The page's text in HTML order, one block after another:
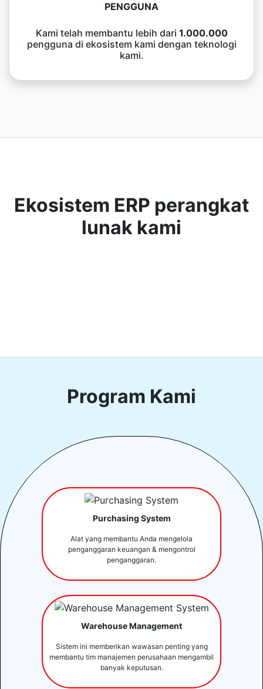
PENGGUNA
Kami telah membantu lebih dari 1.000.000
pengguna di ekosistem kami dengan teknologi
kami.
Ekosistem ERP perangkat
lunak kami
Program Kami
Purchasing System
Alat yang membantu Anda mengelola
penganggaran keuangan & mengontrol
penganggaran.
Warehouse Management
Sistem ini memberikan wawasan penting yang
membantu tim manajemen perusahaan mengambil
banyak keputusan.